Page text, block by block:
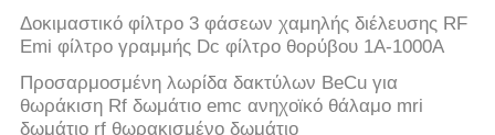
Δοκιμαστικό φίλτρο 3 φάσεων χαμηλής διέλευσης RF
Emi φίλτρο γραμμής Dc φίλτρο θορύβου 1A-1000A
Προσαρμοσμένη λωρίδα δακτύλων BeCu για
θωράκιση Rf δωμάτιο emc ανηχοϊκό θάλαμο mri
δωμάτιο rf θωρακισμένο δωμάτιο